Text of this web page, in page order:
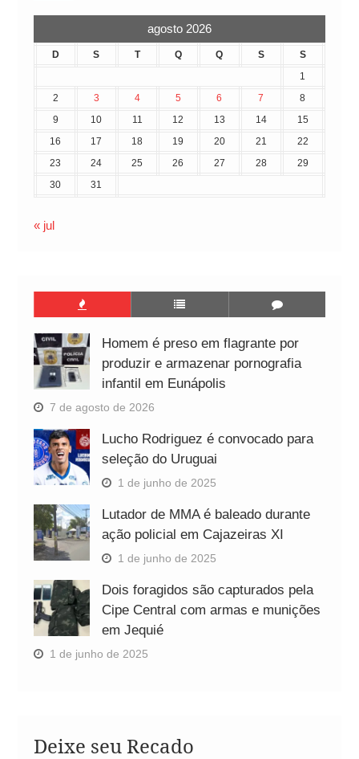
agosto 2026
D S T Q Q S
S
1
2
3 4 5 6 7
8
9
10 11 12 13 14
15
16
17 18 19 20 21
22
23
24 25 26 27 28
29
30
31
« jul
Homem é preso em flagrante por
produzir e armazenar pornografia
infantil em Eunápolis
7 de agosto de 2026
Lucho Rodriguez é convocado para
seleção do Uruguai
1 de junho de 2025
Lutador de MMA é baleado durante
ação policial em Cajazeiras XI
1 de junho de 2025
Dois foragidos são capturados pela
Cipe Central com armas e munições
em Jequié
1 de junho de 2025
Deixe seu Recado